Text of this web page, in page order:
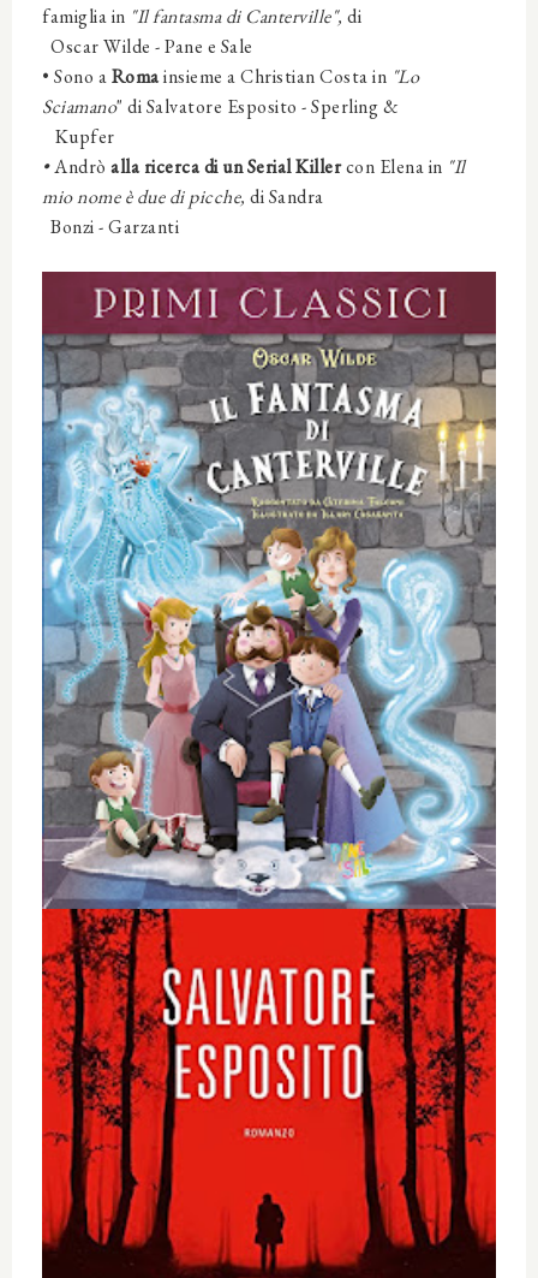
famigliain "Il fantasma di Canterville", di
Oscar Wilde -Pane e Sale
• Sono aRomainsieme aChristian Costain "Lo
Sciamano" di Salvatore Esposito - Sperling &
Kupfer
•Andrò alla ricerca di un Serial Killercon Elenain "Il
mio nome è due di picche, di Sandra
Bonzi -Garzanti